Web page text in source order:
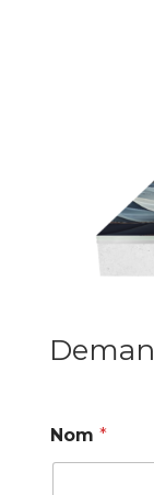
Nom *